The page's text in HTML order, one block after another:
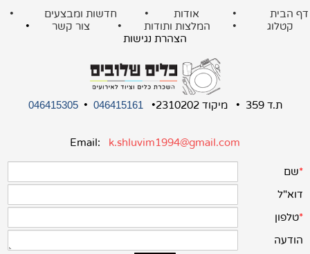
הבית • אודות • חדשות ומבצעים •
קטלוג
• המלצות ותודות • צור קשר
•
הצהרת נגישות
ת.ד 359 • מיקוד 2310202• 046415161
•
046415305
Email:k.shluvim1994@gmail.com